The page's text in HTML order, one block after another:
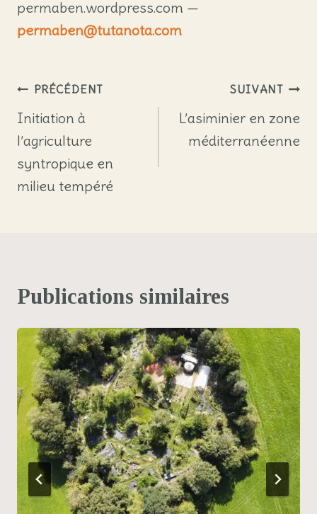
permaben.wordpress.com —
permaben@tutanota.com
Navigation
de
l’article
PRÉCÉDENT
Initiation à
l’agriculture
syntropique en
milieu tempéré
SUIVANT
L’asiminier en zone
méditerranéenne
Publications similaires